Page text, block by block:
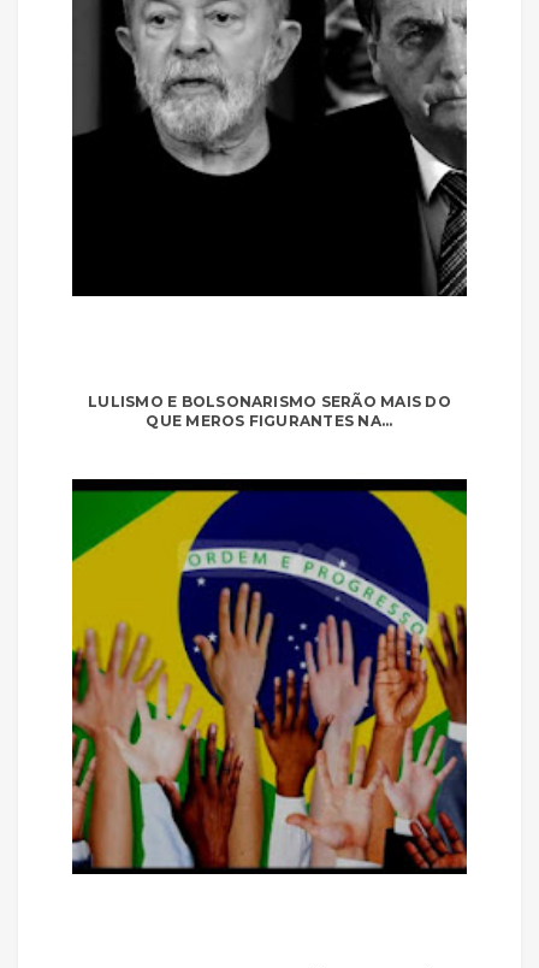
LULISMO E BOLSONARISMO SERÃO MAIS DO
QUE MEROS FIGURANTES NA...